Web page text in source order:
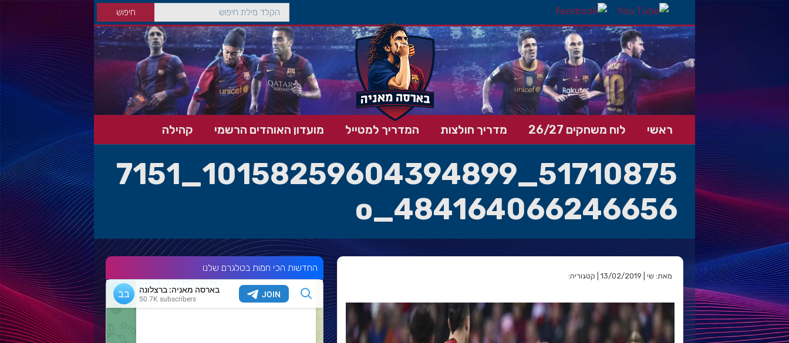
ראשי לוח משחקים 26/27 מדריך חולצות המדריך למטייל מועדון האוהדים הרשמי קהילה
51710875_10158259604394899_7151
484164066246656_o
מאת: שי | 13/02/2019 | קטגוריה:
החדשות הכי חמות בטלגרם שלנו